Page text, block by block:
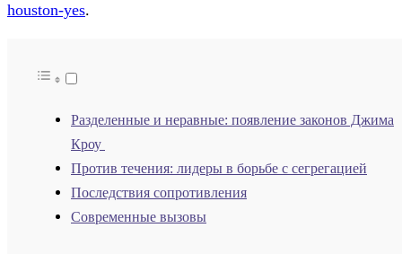
houston-yes.
Разделенные и неравные: появление законов Джима
Кроу
Против течения: лидеры в борьбе с сегрегацией
Последствия сопротивления
Современные вызовы